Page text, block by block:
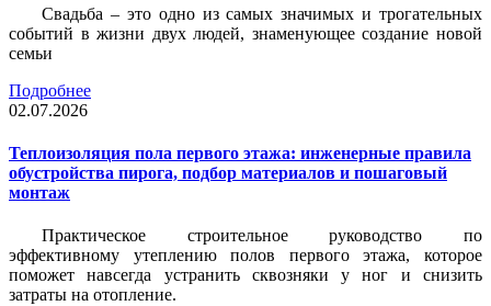
Свадьба – это одно из самых значимых и трогательных
событий в жизни двух людей, знаменующее создание новой
семьи
Подробнее
02.07.2026
Теплоизоляция пола первого этажа: инженерные правила
обустройства пирога, подбор материалов и пошаговый
монтаж
Практическое строительное руководство по
эффективному утеплению полов первого этажа, которое
поможет навсегда устранить сквозняки у ног и снизить
затраты на отопление.